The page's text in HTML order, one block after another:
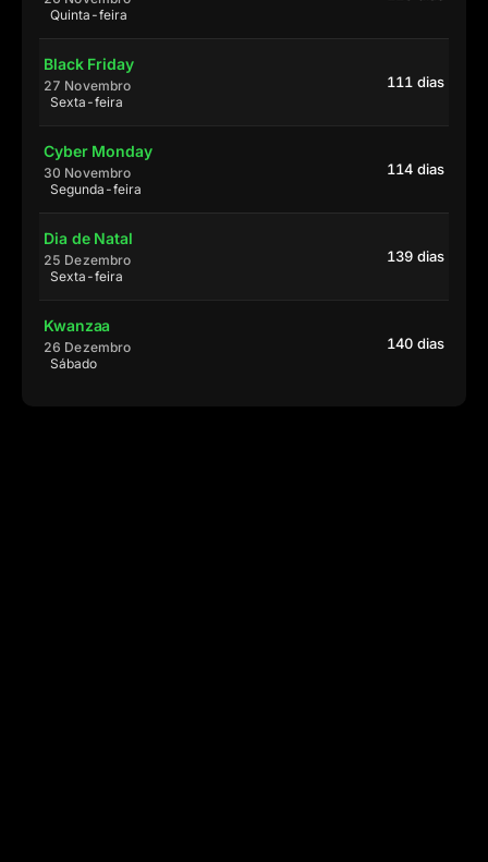
Quinta-feira
27 Novembro
Sexta-feira
Black Friday
111 dias
30 Novembro
Segunda-feira
Cyber Monday
114 dias
25 Dezembro
Sexta-feira
Dia de Natal
139 dias
26 Dezembro
Sábado
Kwanzaa
140 dias